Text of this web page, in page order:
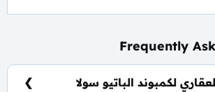
Frequently
لكمبوند الباتيو سولا